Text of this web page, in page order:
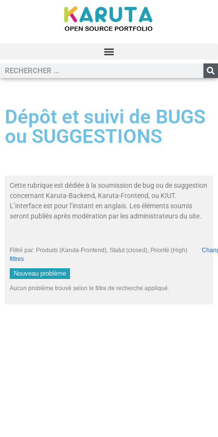
Dépôt et suivi de BUGS
ou SUGGESTIONS
Cette rubrique est dédiée à la soumission de bug ou de suggestion
concernant Karuta-Backend, Karuta-Frontend, ou KIUT.
L’interface est pour l’instant en anglais. Les éléments soumis
seront publiés après modération par les administrateurs du site.
Filtré par: Produits (Karuta-Frontend), Statut (closed), Priorité (High)
filtres
Nouveau problème
Aucun problème trouvé selon le filtre de recherche appliqué.